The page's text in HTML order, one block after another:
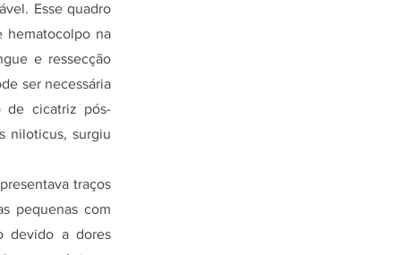
Esse quadro
hematocolpo na
e ressecção
ser necessária
de cicatriz pós-
niloticus, surgiu
traços
pequenas com
devido a dores